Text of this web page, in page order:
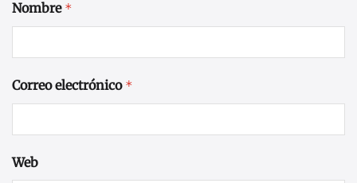
Nombre *
Correo electrónico *
Web